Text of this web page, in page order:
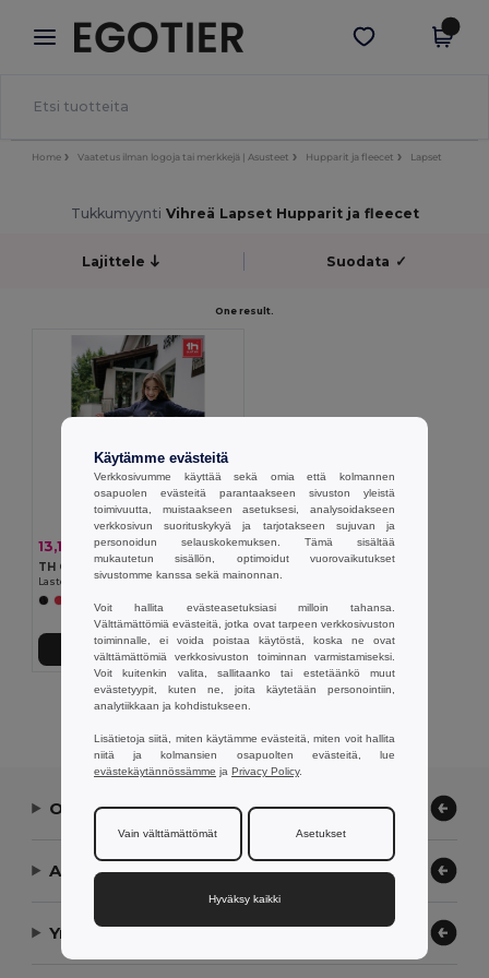
× Egotier-sovellus
Paremmat hinnat appissa!
Hae sovellus
Home Vaatetus ilman logoja tai merkkejä | Asusteet Hupparit ja fleecet Lapset
Tukkumyynti Vihreä Lapset Hupparit ja fleecet
Lajittele Suodata ✓
One result.
13,17 € 16,94 € -22%
TH Clothes 30287
Lasten collegepaita kierrätettyä puuvillaa ja polyesteriä
+4 Värit
Näytetään Kaikki Tuotteet.
Ota yhteyttä
Anna meidän auttaa
Yrityksemme
Käytämme evästeitä
Verkkosivumme käyttää sekä omia että kolmannen
osapuolen evästeitä parantaakseen sivuston yleistä
toimivuutta, muistaakseen asetuksesi, analysoidakseen
verkkosivun suorituskykyä ja tarjotakseen sujuvan ja
personoidun selauskokemuksen. Tämä sisältää
mukautetun sisällön, optimoidut vuorovaikutukset
sivustomme kanssa sekä mainonnan.
Voit hallita evästeasetuksiasi milloin tahansa.
Välttämättömiä evästeitä, jotka ovat tarpeen verkkosivuston
toiminnalle, ei voida poistaa käytöstä, koska ne ovat
välttämättömiä verkkosivuston toiminnan varmistamiseksi.
Voit kuitenkin valita, sallitaanko tai estetäänkö muut
evästetyypit, kuten ne, joita käytetään personointiin,
analytiikkaan ja kohdistukseen.
Lisätietoja siitä, miten käytämme evästeitä, miten voit hallita
niitä ja kolmansien osapuolten evästeitä, lue
evästekäytännössämme ja Privacy Policy.
Vain välttämättömät Asetukset
Hyväksy kaikki